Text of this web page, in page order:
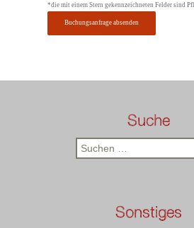
*die mit einem Stern gekennzeichneten Felder sind
Suche
Suchen
Sonstiges